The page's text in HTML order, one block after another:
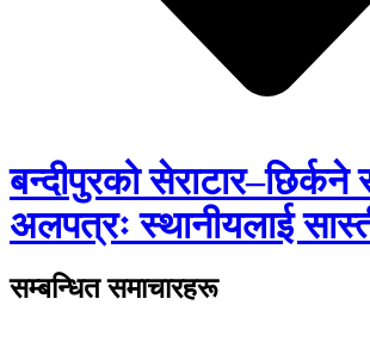
बन्दीपुरको
अलपत्रः स्थानीयलाई
सम्बन्धित समाचारहरू